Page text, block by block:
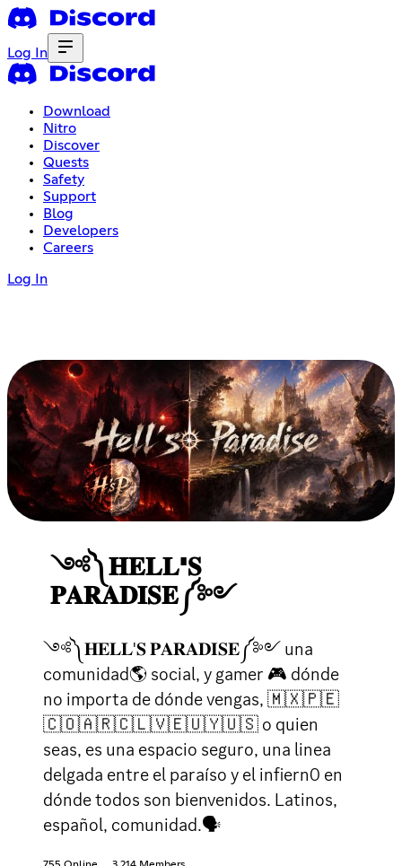
Log In
Download
Nitro
Discover
Quests
Safety
Support
Blog
Developers
Careers
Log In
༺༽𝐇𝐄𝐋𝐋'𝐒
𝐏𝐀𝐑𝐀𝐃𝐈𝐒𝐄༼༻
༺༽𝐇𝐄𝐋𝐋'𝐒 𝐏𝐀𝐑𝐀𝐃𝐈𝐒𝐄༼༻ una
comunidad🌎 social, y gamer 🎮 dónde
no importa de dónde vengas, 🇲🇽🇵🇪
🇨🇴🇦🇷🇨🇱🇻🇪🇺🇾🇺🇸 o quien
seas, es una espacio seguro, una linea
delgada entre el paraíso y el infiern0 en
dónde todos son bienvenidos. Latinos,
español, comunidad.🗣